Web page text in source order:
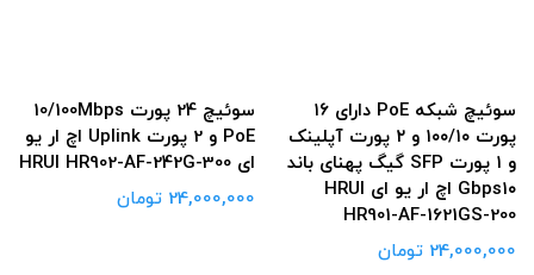
سوئیچ شبکه PoE دارای ۱۶
پورت ۱۰۰/۱۰ و ۲ پورت آپلینک
و ۱ پورت SFP گیگ پهنای باند
Gbps۱۰ اچ ار یو ای HRUI
HR901-AF-1621GS-200
24,000,000 تومان
سوئیچ 24 پورت 10/100Mbps
PoE و 2 پورت Uplink اچ ار یو
ای HRUI HR902-AF-242G-300
24,000,000 تومان